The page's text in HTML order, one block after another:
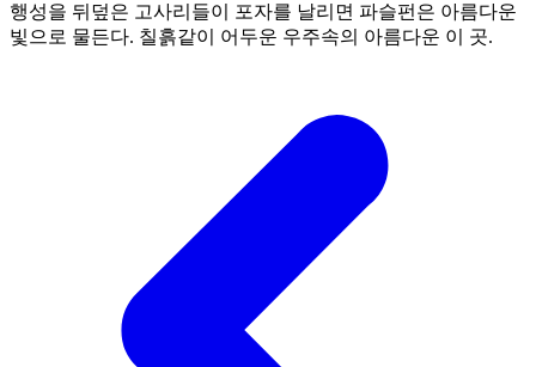
행성을 뒤덮은 고사리들이 포자를 날리면 파슬펀은 아름다운
빛으로 물든다. 칠흙같이 어두운 우주속의 아름다운 이 곳.